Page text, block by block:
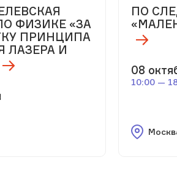
ФИЗИКЕ «ЗА
ПРИНЦИПА
ЛАЗЕРА И
ПО
08
10:00 —